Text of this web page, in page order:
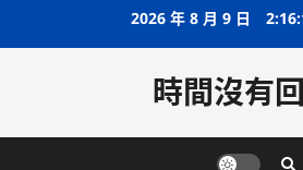
2026 年 8 月 9 日
時間沒有